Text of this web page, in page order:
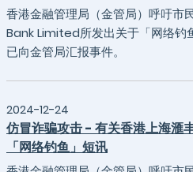
香港金融管理局（金管局）呼吁市
Bank Limited所发出关于「网络钓
已向金管局汇报事件。
2024-12-24
仿冒诈骗攻击 - 有关香港上海滙
「网络钓鱼」短讯